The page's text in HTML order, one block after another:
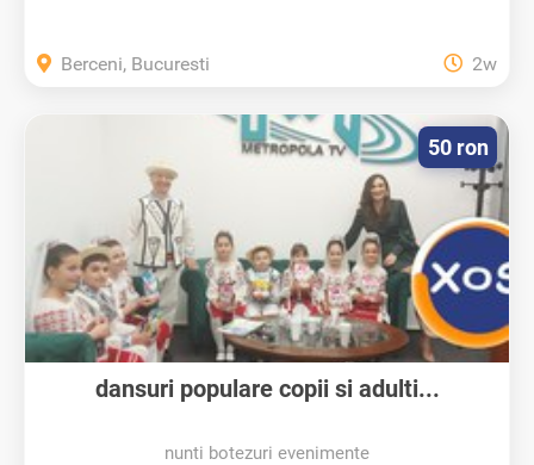
Berceni, Bucuresti 2w
dansuri populare copii si adulti...
nunti botezuri evenimente
50 ron